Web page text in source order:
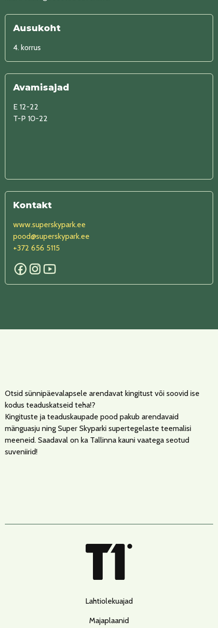
Ausukoht
4. korrus
Avamisajad
E 12-22
T-P 10-22
Kontakt
www.superskypark.ee
pood@superskypark.ee
+372 656 5115
Otsid sünnipäevalapsele arendavat kingitust või soovid ise
kodus teaduskatseid teha!?
Kingituste ja teaduskaupade pood pakub arendavaid
mänguasju ning Super Skyparki supertegelaste teemalisi
meeneid. Saadaval on ka Tallinna kauni vaatega seotud
suveniirid!
Lahtiolekuajad
Majaplaanid